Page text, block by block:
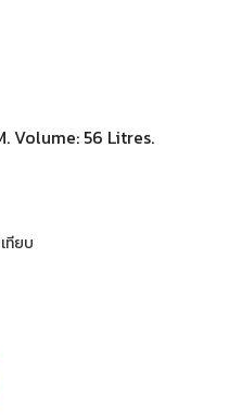
Volume: 56 Litres.
ทียบ